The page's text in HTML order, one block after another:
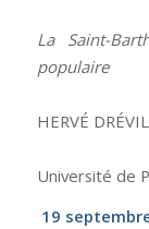
La Saint-
populaire
HERVÉ
Université de
19